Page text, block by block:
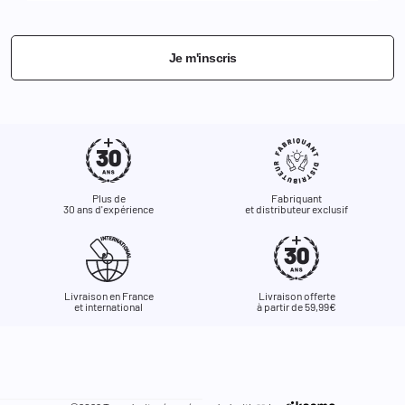
Je m'inscris
Plus de
30 ans d'expérience
Fabriquant
et distributeur exclusif
Livraison en France
et international
Livraison offerte
à partir de 59,99€